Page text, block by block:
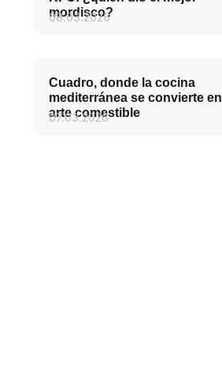
mordisco?
08.03.2026
Cuadro, donde la cocina
mediterránea se convierte en
arte comestible
07.03.2026